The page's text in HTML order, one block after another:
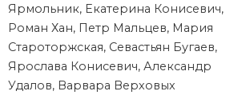
Ярмольник, Екатерина Конисевич,
Роман Хан, Петр Мальцев, Мария
Староторжская, Севастьян Бугаев,
Ярослава Конисевич, Александр
Удалов, Варвара Верховых